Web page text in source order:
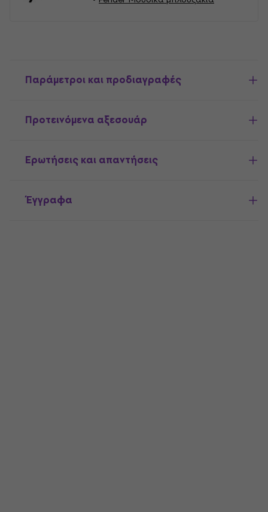
Παράμετροι και προδιαγραφές
Προτεινόμενα αξεσουάρ
Ερωτήσεις και απαντήσεις
Έγγραφα